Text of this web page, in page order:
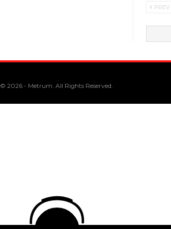
PREV
© 2026 - Metrum. All Rights Reserved.